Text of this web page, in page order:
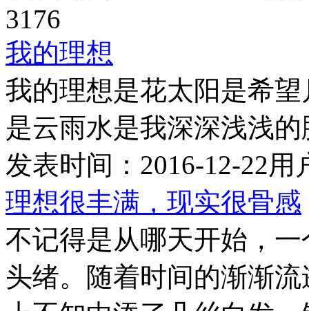
3176
我的理想
我的理想是花太阳是希
是云雨水是我深深浅浅的
发表时间： 2016-12-22用
理想很丰满，现实很骨感
不记得是从哪天开始，
头绪。随着时间的渐渐